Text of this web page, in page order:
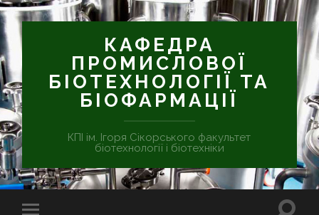
КАФЕДРА
ПРОМИСЛОВОЇ
БІОТЕХНОЛОГІЇ ТА
БІОФАРМАЦІЇ
КПІ ім. Ігоря Сікорського факультет
біотехнології і біотехніки